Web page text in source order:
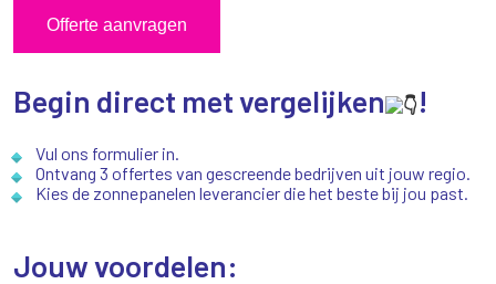
Offerte aanvragen
Begin direct met vergelijken !
Vul ons formulier in.
Ontvang 3 offertes van gescreende bedrijven uit jouw regio.
Kies de zonnepanelen leverancier die het beste bij jou past.
Jouw voordelen: